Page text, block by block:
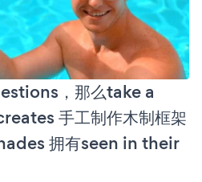
，那么take a
手工制作木制框架
拥有seen in their